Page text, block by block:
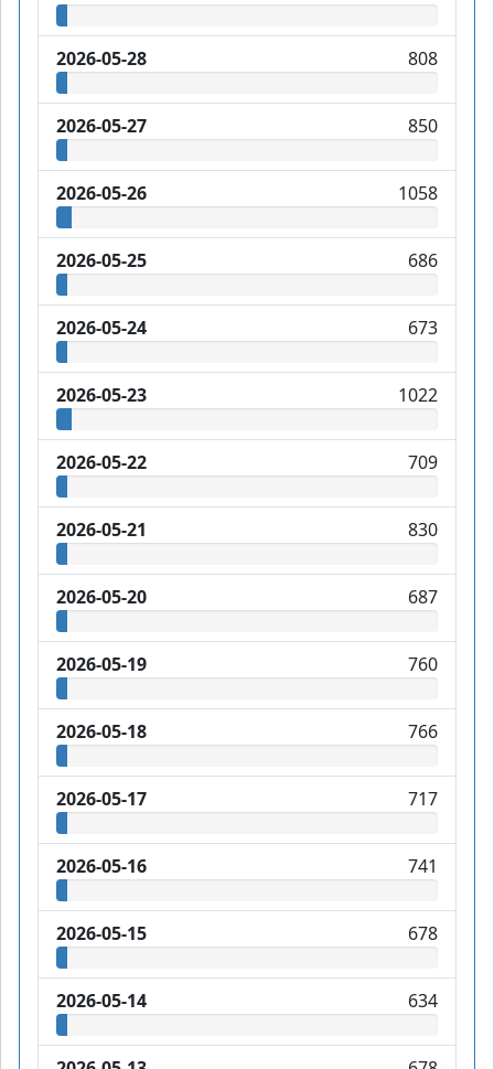
2026-05-28 808
2026-05-27 850
2026-05-26 1058
2026-05-25 686
2026-05-24 673
2026-05-23 1022
2026-05-22 709
2026-05-21 830
2026-05-20 687
2026-05-19 760
2026-05-18 766
2026-05-17 717
2026-05-16 741
2026-05-15 678
2026-05-14 634